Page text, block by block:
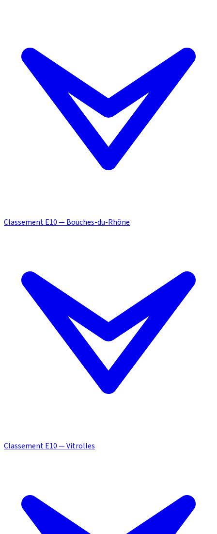
Classement E10 — Bouches-du-Rhône
Classement E10 — Vitrolles